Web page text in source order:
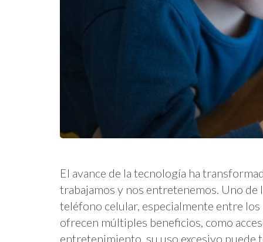
El avance de la tecnología ha
trabajamos y nos entretenemos. Uno de
teléfono celular, especialmente entre
ofrecen múltiples beneficios, como
entretenimiento, su uso excesivo puede